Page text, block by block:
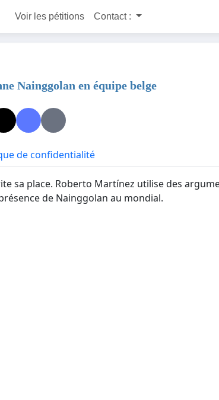
Voir les pétitions Contact :
Nainggolan en équipe belge
de confidentialité
sa place. Roberto Martínez utilise des
de Nainggolan au mondial.